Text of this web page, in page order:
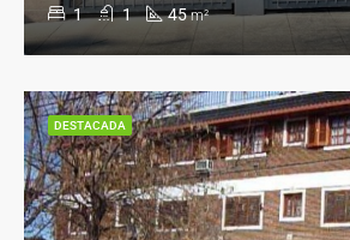
1 1 45 m²
DESTACADA